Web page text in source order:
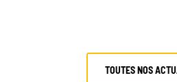
TOUTES NOS